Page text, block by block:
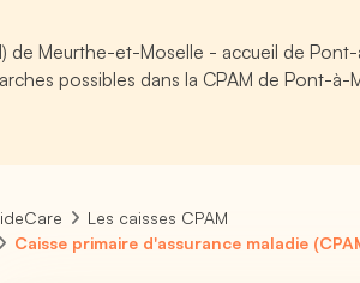
de Meurthe-et-Moselle - accueil de
possibles dans la CPAM de Pont-à-
Les caisses CPAM
Caisse primaire d'assurance maladie